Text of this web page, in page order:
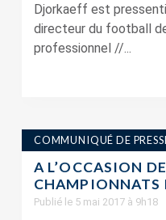
Djorkaeff est
directeur du football
professionnel //...
COMMUNIQUÉ DE
A L’OCCASION
CHAMPIONNATS
Publié le 5 mai 2017 à 9h18